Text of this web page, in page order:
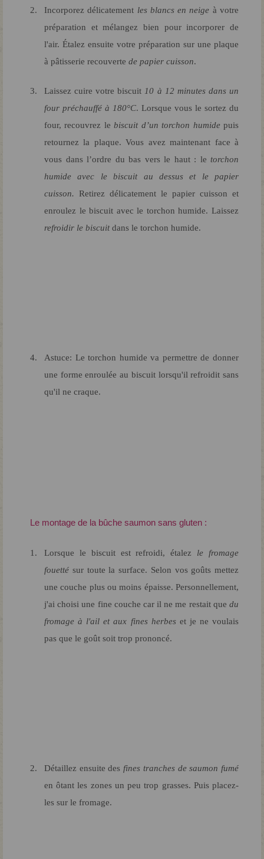
Incorporez délicatement les blancs en neige à votre
préparation et mélangez bien pour incorporer de
l'air. Étalez ensuite votre préparation sur une plaque
à pâtisserie recouverte de papier cuisson.
Laissez cuire votre biscuit 10 à 12 minutes dans un
four préchauffé à 180°C. Lorsque vous le sortez du
four, recouvrez lebiscuit d’un torchon humidepuis
retournez la plaque. Vous avez maintenant face à
vous dans l’ordre du bas vers le haut : le torchon
humide avec le biscuit au dessus et le papier
cuisson.
Retirez délicatement le papier cuisson et
enroulez le biscuit avec le torchon humide. Laissez
refroidir le biscuitdans le torchon humide.
Astuce: Le torchon humide va permettre de donner
une forme enroulée au biscuit lorsqu'il refroidit sans
qu'il ne craque.
Le montage de la bûche saumon sans gluten :
Lorsque le biscuit est refroidi, étalez le fromage
fouetté sur toute la surface. Selon vos goûts mettez
une couche plus ou moins épaisse. Personnellement,
j'ai choisi une fine couche car il ne me restait que du
fromage à l'ail et aux fines herbeset je ne voulais
pas que le goût soit trop prononcé.
Détaillez ensuite des fines tranches de saumon fumé
en ôtant les zones un peu trop grasses. Puis placez-
les sur le fromage.